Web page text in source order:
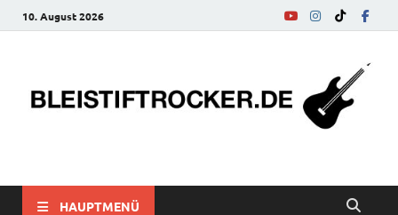
10. August 2026
bleistiftrocker.de
HAUPTMENÜ